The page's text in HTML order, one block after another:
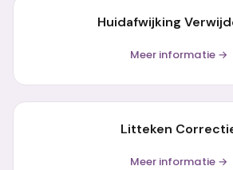
Huidafwijking
Meer informatie →
Litteken
Meer informatie →